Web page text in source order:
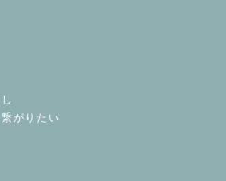
がりたい